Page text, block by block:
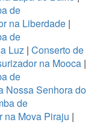
de
na Liberdade |
de
Luz | Conserto de
na Mooca |
de
Nossa Senhora do
de
na Mova Piraju |